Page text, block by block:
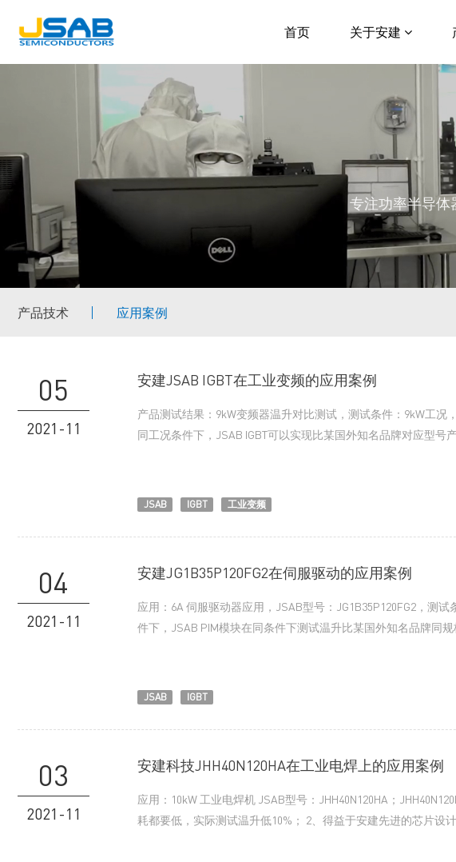
首页 关于安建
专注功率半导体
产品技术 应用案例
05
2021-11
安建JSAB IGBT在工业变频的应用案例
产品测试结果：9kW变频器温升对比测试，测试条件：9kW工
同工况条件下，JSAB IGBT可以实现比某国外知名品牌对应型号
JSAB IGBT 工业变频
04
2021-11
安建JG1B35P120FG2在伺服驱动的应用案例
应用：6A 伺服驱动器应用，JSAB型号：JG1B35P120FG2，测
件下，JSAB PIM模块在同条件下测试温升比某国外知名品牌同
JSAB IGBT
03
2021-11
安建科技JHH40N120HA在工业电焊上的应用案例
应用：10kW 工业电焊机 JSAB型号：JHH40N120HA；
耗都要低，实际测试温升低10%； 2、得益于安建先进的芯片设